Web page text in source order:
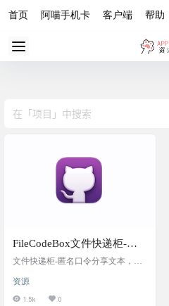
首页 阿喵手机卡 客户端 帮助
FileCodeBox文件快递柜-匿
名口令分享文本，文件
文件快递柜-匿名口令分享文本，文
ess Cabinet - Anonymous Passcode Sha
ring Text, Files, Like Taking Express De
资源
1.5k 0